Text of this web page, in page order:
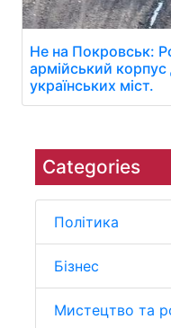
Categories
Політика
Бізнес
Мистецтво та
Не на Покровськ:
армійський
українських міст.